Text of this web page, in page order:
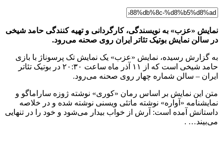
نمایش «عزب» به نویسندگی، کارگردانی و تهیه کنندگی حامد شیخی
در سالن نمایش بوتیک تئاتر ایران روی صحنه می‌رود.
به گزارش رسیده، نمایش «عزب» یک نمایش تک پرسوناژ با بازی
حامد شیخی است که از ۱۱ آذر ماه ساعت ۲۰:۳۰ در بوتیک تئاتر
ایران – سالن شماره چهار روی صحنه می‌رود.
متن این نمایش بر اساس رمان «کوری» نوشته ژوزه ساراماگو و
نمایشنامه «آواره» نوشته ماتئی ویسنی نوشته شده و در خلاصه
داستانش آمده است: آرش از خواب بیدار می‌شود و خود را در تنهایی
می‌بیند… .